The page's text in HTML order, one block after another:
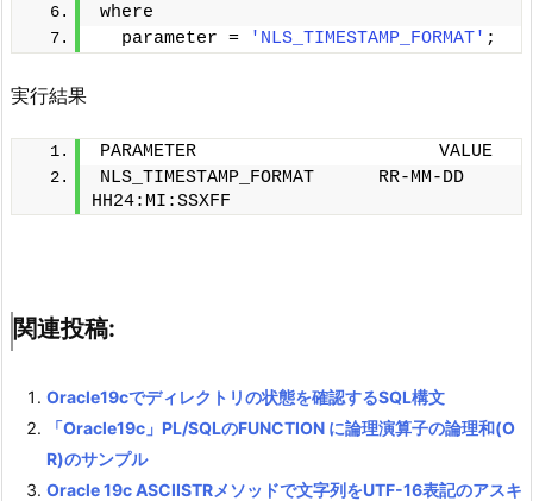
where
  parameter =
'NLS_TIMESTAMP_FORMAT' ;
実行結果
PARAMETER      　　　　　　　　　　VALUE
NLS_TIMESTAMP_FORMAT      RR-MM-DD
HH24:MI:SSXFF
関連投稿:
Oracle19cでディレクトリの状態を確認するSQL構文
「Oracle19c」PL/SQLのFUNCTION に論理演算子の論理和(O
R)のサンプル
Oracle 19c ASCIISTRメソッドで文字列をUTF-16表記のアスキ